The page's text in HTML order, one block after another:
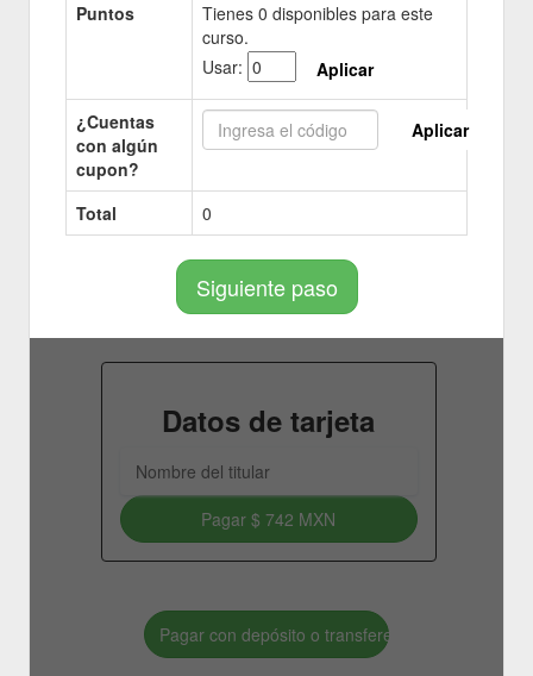
Puntos
Tienes 0 disponibles para este
curso.
Usar:
Aplicar
¿Cuentas
con algún
cupon?
Aplicar
Total 0
Siguiente paso
Datos de tarjeta
Pagar$ 742 MXN
Pagar con depósito o transferencia bancaria.